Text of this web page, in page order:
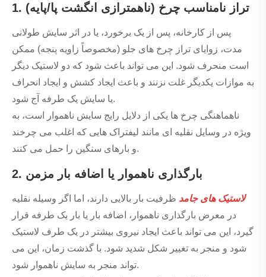
1. تراز نامناسب چرخ (ناهمترازی انگشت پا/پایه)
پس از کارخانه، پس از یک برخورد، یا در اثر سایش طولانی
مدت، زوایای تراز چرخ های جلو (مخصوصاً زاویه پنجه) ممکن
است منحرف شود. این می تواند باعث شود که دو لاستیک دیگر
به موازات یکدیگر غلت نزنند و باعث ایجاد کشش و ایجاد انحراف
یا سایش یک طرفه آج شود.
ناهماهنگی چرخ ها یکی از دلایل رایج سایش ناهموار است، به
ویژه در وسایل نقلیه ای مانند لیفتراک هایی که اغلب می چرخند
و بارهای سنگین را حمل می کنند.
2. بارگذاری ناهموار یا اضافه بار مزمن
لاستیک های جامد ظرفیت بار بالایی دارند، اما اگر وسیله نقلیه
در معرض بارگذاری ناهموار، اضافه بار یا بار یک طرفه قرار
گیرد، این می تواند باعث ایجاد نیروی بیشتر در یک طرف لاستیک
شود و منجر به تغییر شکل شدید شود. با گذشت زمان، این می
تواند منجر به سایش ناهموار شود.